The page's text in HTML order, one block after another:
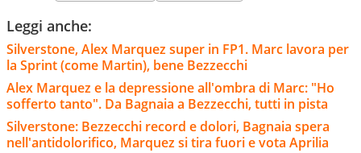
Leggi anche:
Silverstone, Alex Marquez super in FP1. Marc lavora per
la Sprint (come Martin), bene Bezzecchi
Alex Marquez e la depressione all'ombra di Marc: "Ho
sofferto tanto". Da Bagnaia a Bezzecchi, tutti in pista
Silverstone: Bezzecchi record e dolori, Bagnaia spera
nell'antidolorifico, Marquez si tira fuori e vota Aprilia